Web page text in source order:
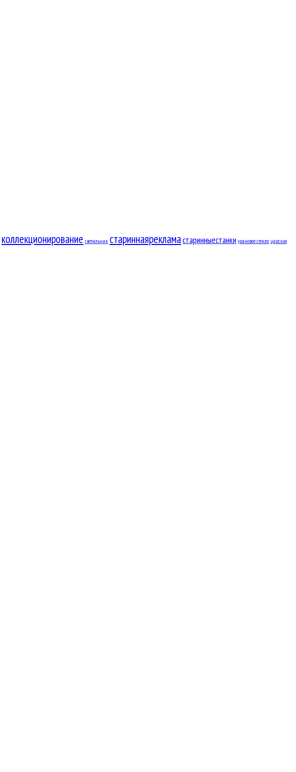
коллекционирование светильник стариннаярекламастаринныестанки урановое стекло царская